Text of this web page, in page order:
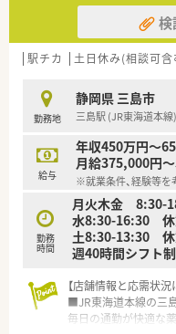
【求人情報について】
■管理薬剤師として
までを想定しています
ながら働くことができ
■年間休日120日以
ートの時間も確保でき
検
駅チカ 土日休み(相談可含
勤務地
静岡県 三島市
三島駅 (JR東海道本線)
給与
年収450万円～
月給375,000円
※就業条件、経験等を
勤務
時間
月火木金 8:30-
水8:30-16:30 休
土8:30-13:30 休
週40時間シフト
【店舗情報と応需状況
■JR東海道本線の三
毎日の通勤が快適な薬